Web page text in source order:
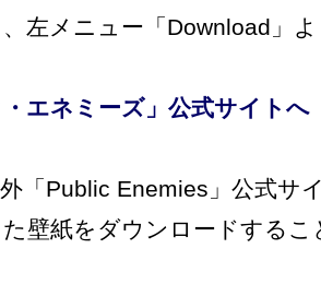
左メニュー「Download」
・エネミーズ」公式サイトへ
「Public Enemies」公式サ
壁紙をダウンロードする